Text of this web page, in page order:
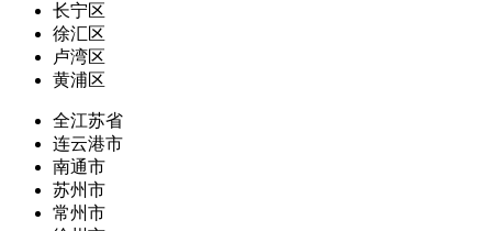
长宁区
徐汇区
卢湾区
黄浦区
全江苏省
连云港市
南通市
苏州市
常州市